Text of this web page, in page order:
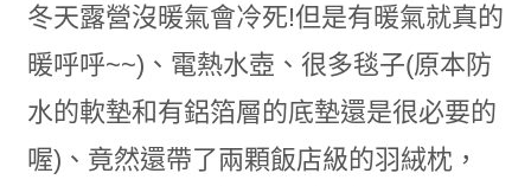
冬天露營沒暖氣會冷死!但是有暖氣就真的
暖呼呼~~)、電熱水壺、很多毯子(原本防
水的軟墊和有鋁箔層的底墊還是很必要的
喔)、竟然還帶了兩顆飯店級的羽絨枕，